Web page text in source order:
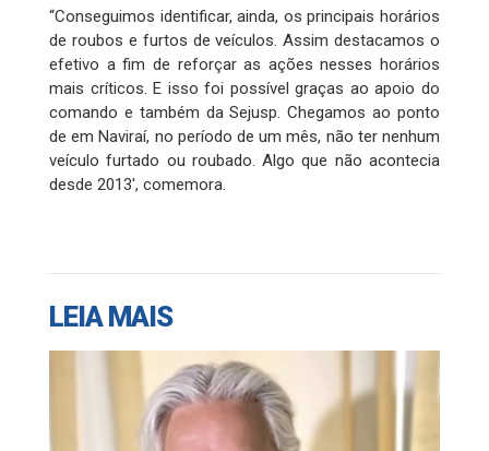
“Conseguimos identificar, ainda, os principais horários
de roubos e furtos de veículos. Assim destacamos o
efetivo a fim de reforçar as ações nesses horários
mais críticos. E isso foi possível graças ao apoio do
comando e também da Sejusp. Chegamos ao ponto
de em Naviraí, no período de um mês, não ter nenhum
veículo furtado ou roubado. Algo que não acontecia
desde 2013', comemora.
LEIA MAIS